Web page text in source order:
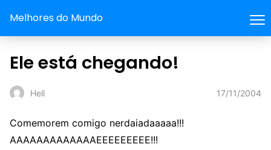
Melhores do Mundo
Ele está chegando!
Hell 17/11/2004
Comemorem comigo nerdaiadaaaaa!!!
AAAAAAAAAAAAAEEEEEEEEE!!!